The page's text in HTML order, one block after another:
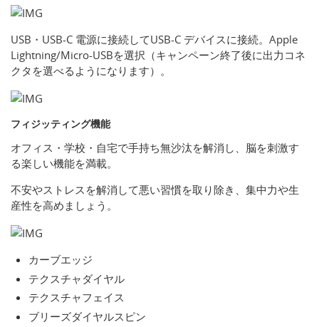
USB・USB-C 電源に接続してUSB-C デバイスに接続。Apple
Lightning/Micro-USBを選択（キャンペーン終了後に出力コネ
クタを選べるようになります）。
フィジッティング機能
オフィス・学校・自宅で手持ち無沙汰を解消し、脳を刺激す
る楽しい機能を満載。
不安やストレスを解消して悪い習慣を取り除き、集中力や生
産性を高めましょう。
カーブエッジ
テクスチャダイヤル
テクスチャフェイス
ブリーズダイヤルスピン